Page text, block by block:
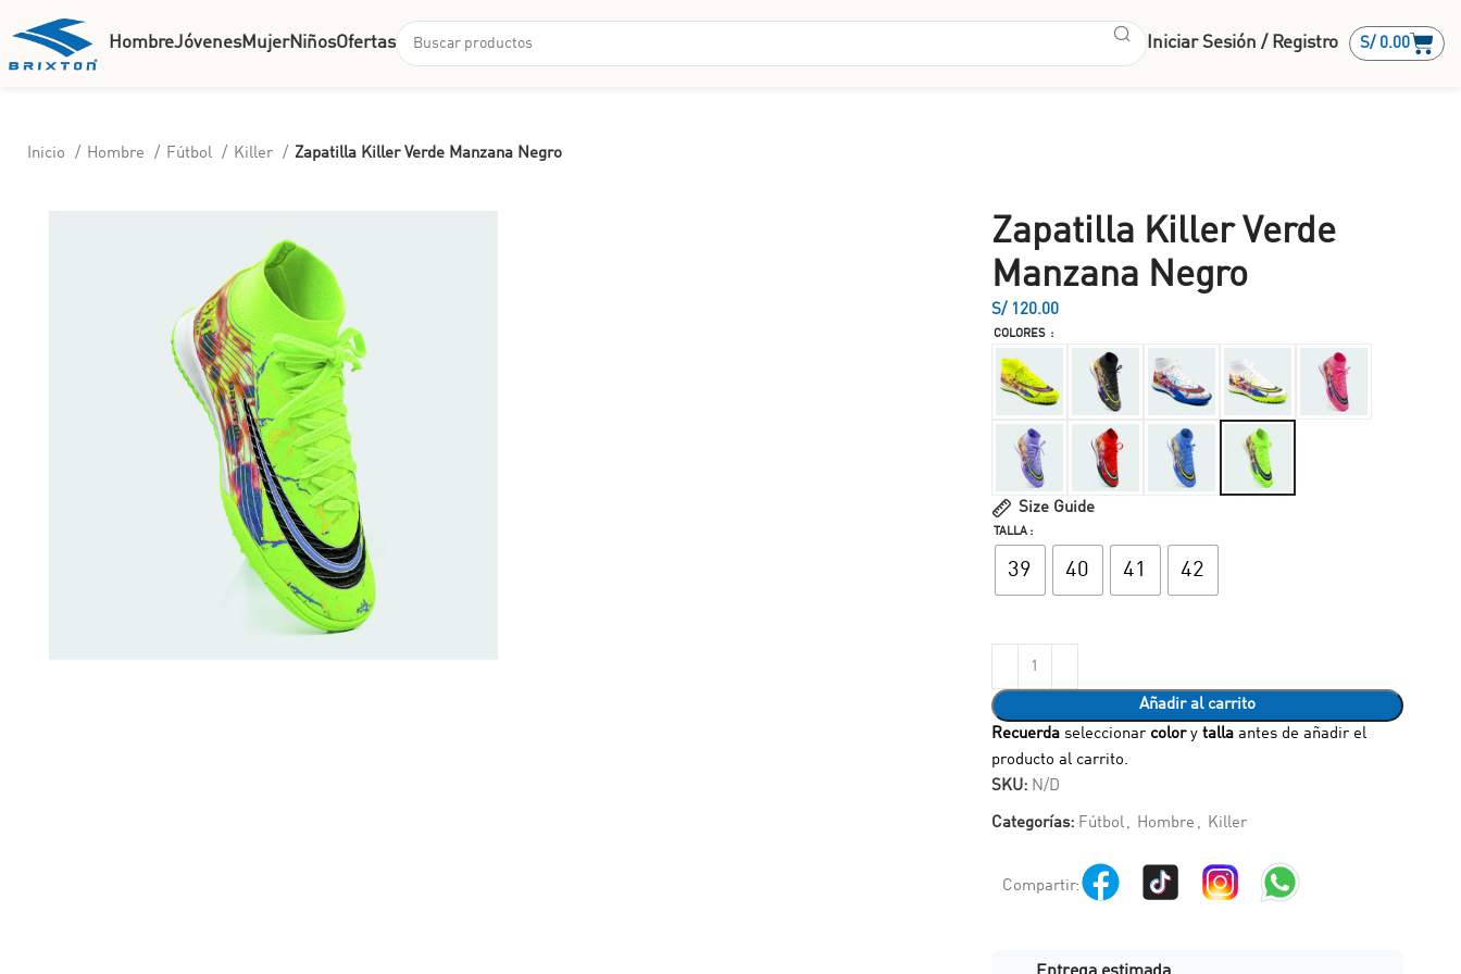
HombreJóvenesMujerNiñosOfertas Iniciar Sesión / Registro S/ 0.00
Inicio Hombre Fútbol Killer Zapatilla Killer Verde Manzana Negro
Zapatilla Killer Verde
Manzana Negro
S/
COLORES
Size Guide
TALLA
39 40 41 42
Añadir al carrito
Recuerdaseleccionar colory tallaantes de añadir el
producto al carrito.
SKU: N/D
Categorías: Fútbol , Hombre , Killer
Compartir: